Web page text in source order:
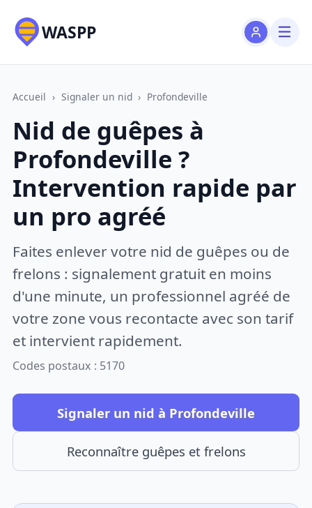
WASPP
Accueil › Signaler un nid › Profondeville
Nid de guêpes à
Profondeville ?
Intervention rapide par
un pro agréé
Faites enlever votre nid de guêpes ou de
frelons : signalement gratuit en moins
d'une minute, un professionnel agréé de
votre zone vous recontacte avec son tarif
et intervient rapidement.
Codes postaux : 5170
Signaler un nid à Profondeville
Reconnaître guêpes et frelons